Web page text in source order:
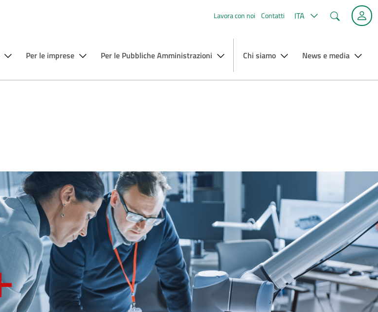
Lavora con noi Contatti ITA Cerca
Per le imprese Per le Pubbliche Amministrazioni Chi siamo News e media